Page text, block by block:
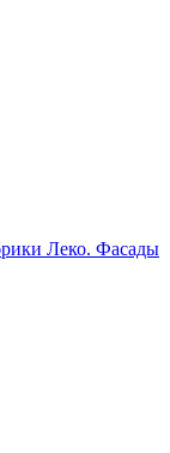
Леко. Фасады